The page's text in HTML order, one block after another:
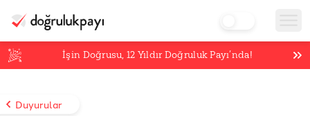
İşin Doğrusu,12 Yıldır Doğruluk Payı’nda!
Duyurular